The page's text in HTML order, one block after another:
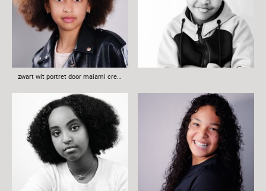
zwart wit portret door maiami creative in studio